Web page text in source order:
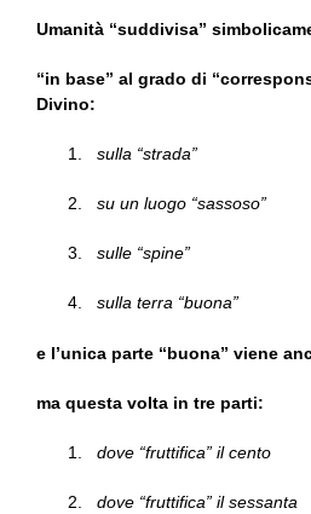
Umanità “suddivisa”
“in base” al grado di
Divino:
sulla “strada”
su un luogo “sassoso”
sulle “spine”
sulla terra “buona”
e l’unica parte “buona” viene
ma questa volta in tre parti:
dove “fruttifica” il cento
dove “fruttifica” il sessanta